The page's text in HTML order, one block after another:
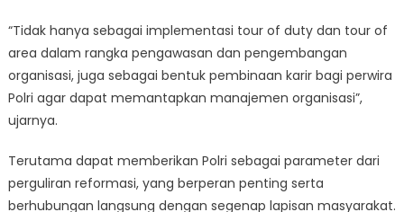
“Tidak hanya sebagai implementasi tour of duty dan tour of
area dalam rangka pengawasan dan pengembangan
organisasi, juga sebagai bentuk pembinaan karir bagi perwira
Polri agar dapat memantapkan manajemen organisasi”,
ujarnya.
Terutama dapat memberikan Polri sebagai parameter dari
perguliran reformasi, yang berperan penting serta
berhubungan langsung dengan segenap lapisan masyarakat.